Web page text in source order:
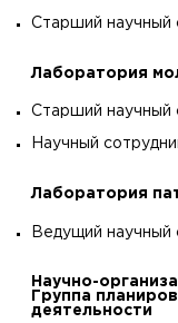
Старший научный
Лаборатория
Старший научный
Научный
Лаборатория
Ведущий научный
Научно-
Группа
деятельности